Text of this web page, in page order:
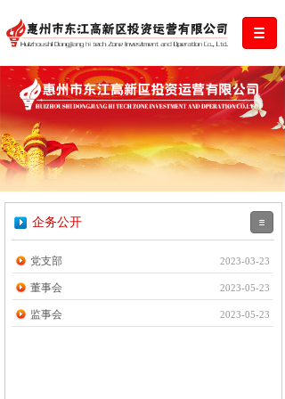
企务公开
党支部 2023-03-23
董事会 2023-05-23
监事会 2023-05-23